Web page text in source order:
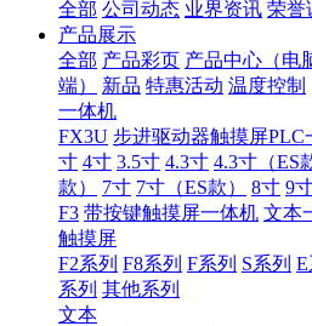
全部 公司动态 业界资讯 荣誉
产品展示
全部 产品彩页 产品中心（电
端）
新品 特惠活动 温度控制
一体机
FX3U 步进驱动器触摸屏PLC
寸 4寸 3.5寸 4.3寸 4.3寸（ES
款）
7寸 7寸（ES款） 8寸 9
F3 带按键触摸屏一体机 文本
触摸屏
F2系列 F8系列 F系列 S系列 E
系列 其他系列
文本